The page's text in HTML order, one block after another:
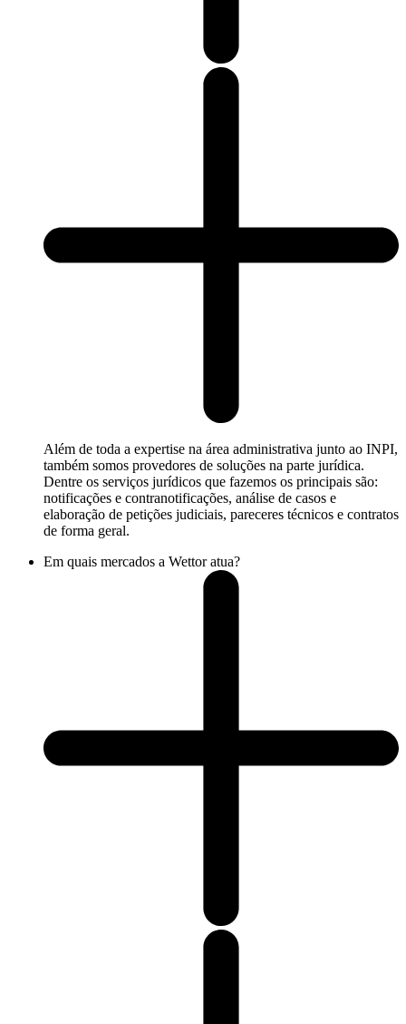
Além de toda a expertise na área administrativa junto ao INPI,
também somos provedores de soluções na parte jurídica.
Dentre os serviços jurídicos que fazemos os principais são:
notificações e contranotificações, análise de casos e
elaboração de petições judiciais, pareceres técnicos e contratos
de forma geral.
Em quais mercados a Wettor atua?